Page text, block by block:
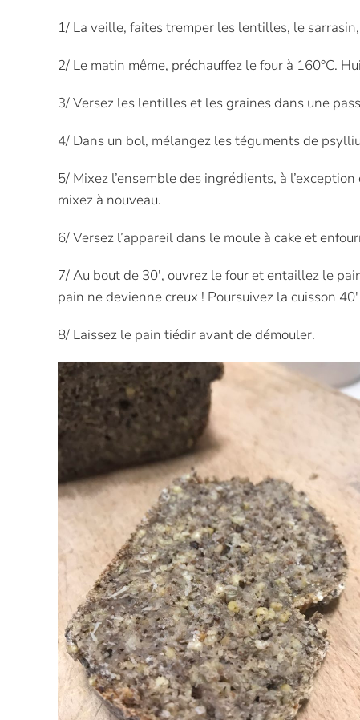
1/ La veille, faites tremper les lentilles, le
2/ Le matin même, préchauffez le four à 160°C.
3/ Versez les lentilles et les graines dans une
4/ Dans un bol, mélangez les téguments de
5/ Mixez l’ensemble des ingrédients, à
mixez à nouveau.
6/ Versez l’appareil dans le moule à cake et
7/ Au bout de 30′, ouvrez le four et entaillez le
pain ne devienne creux ! Poursuivez la cuisson
8/ Laissez le pain tiédir avant de démouler.